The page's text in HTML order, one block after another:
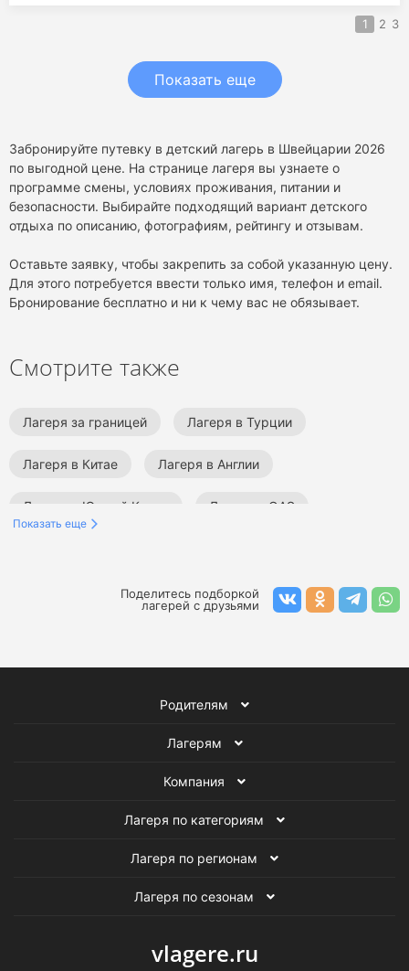
1 2 3
Показать еще
Забронируйте путевку в детский лагерь в Швейцарии 2026
по выгодной цене. На странице лагеря вы узнаете о
программе смены, условиях проживания, питании и
безопасности. Выбирайте подходящий вариант детского
отдыха по описанию, фотографиям, рейтингу и отзывам.
Оставьте заявку, чтобы закрепить за собой указанную цену.
Для этого потребуется ввести только имя, телефон и email.
Бронирование бесплатно и ни к чему вас не обязывает.
Смотрите также
Лагеря за границей Лагеря в Турции
Лагеря в Китае Лагеря в Англии
Лагеря в Южной Корее Лагеря в ОАЭ
Образовательные лагеря Экскурсионные лагеря
Показать еще
Поделитесь подборкой
лагерей с друзьями
Родителям
Лагерям
Компания
Лагеря по категориям
Лагеря по регионам
Лагеря по сезонам
vlagere.ru